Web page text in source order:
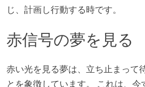
じ、計画し行動する時です。
赤信号の夢を見る
赤い光を見る夢は、立ち止まって
とを象徴しています。 これは、